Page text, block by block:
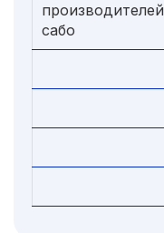
производителей
сабо